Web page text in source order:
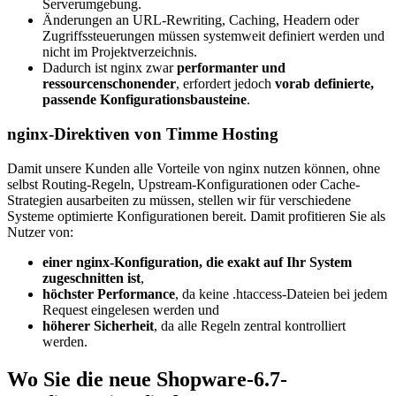
Serverumgebung.
Änderungen an URL-Rewriting, Caching, Headern oder
Zugriffssteuerungen müssen systemweit definiert werden und
nicht im Projektverzeichnis.
Dadurch ist nginx zwarperformanter und
ressourcenschonender, erfordert jedoch vorab definierte,
passende Konfigurationsbausteine.
nginx-Direktiven von Timme Hosting
Damit unsere Kunden alle Vorteile von nginx nutzen können, ohne
selbst Routing-Regeln, Upstream-Konfigurationen oder Cache-
Strategien ausarbeiten zu müssen, stellen wir für verschiedene
Systeme optimierte Konfigurationen bereit. Damit profitieren Sie als
Nutzer von:
einer nginx-Konfiguration, die exakt auf Ihr System
zugeschnitten ist,
höchster Performance, da keine .htaccess-Dateien bei jedem
Request eingelesen werden und
höherer Sicherheit, da alle Regeln zentral kontrolliert
werden.
Wo Sie die neue Shopware-6.7-